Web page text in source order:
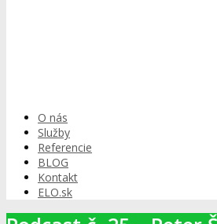
O nás
Služby
Referencie
BLOG
Kontakt
ELO.sk